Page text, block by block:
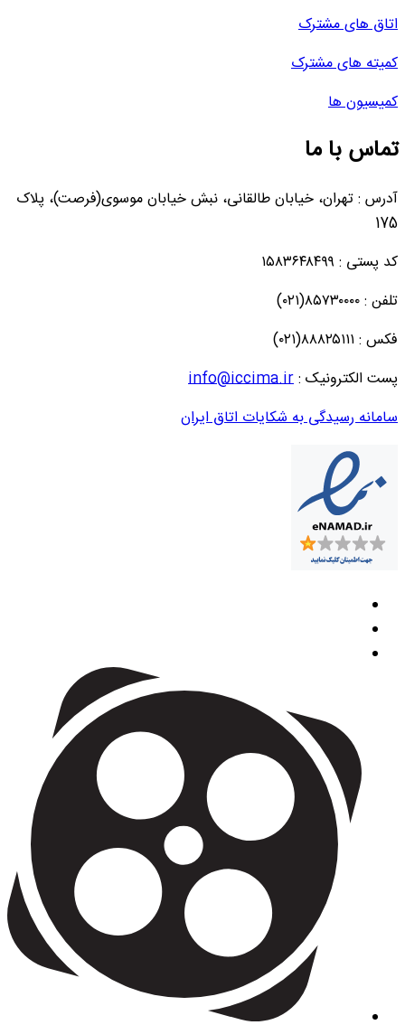
اتاق های مشترک
کمیته های مشترک
کمیسیون ها
تماس با ما
آدرس : تهران، خیابان طالقانی، نبش خیابان موسوی(فرصت)، پلاک
175
کد پستی : ۱۵۸۳۶۴۸۴۹۹
تلفن : ۸۵۷۳۰۰۰۰(۰۲۱)
فکس : ۸۸۸۲۵۱۱۱(۰۲۱)
پست الکترونیک :info@iccima.ir
سامانه رسیدگی به شکایات اتاق ایران